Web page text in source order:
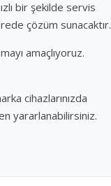
bir şekilde servis
çözüm sunacaktır.
amaçlıyoruz.
cihazlarınızda
yararlanabilirsiniz.